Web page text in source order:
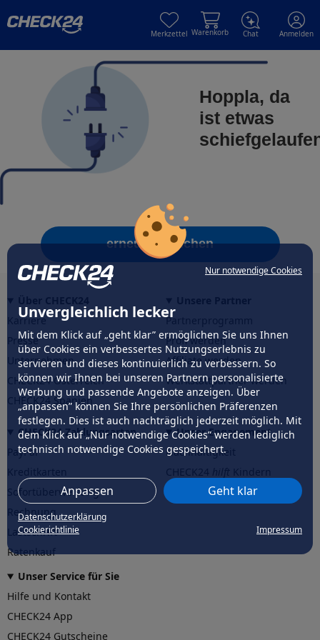
Nur notwendige Cookies
Unvergleichlich lecker
Mit dem Klick auf „geht klar” ermöglichen Sie uns Ihnen
über Cookies ein verbessertes Nutzungserlebnis zu
servieren und dieses kontinuierlich zu verbessern. So
können wir Ihnen bei unseren Partnern personalisierte
Werbung und passende Angebote anzeigen. Über
„anpassen” können Sie Ihre persönlichen Präferenzen
festlegen. Dies ist auch nachträglich jederzeit möglich. Mit
dem Klick auf „Nur notwendige Cookies” werden lediglich
technisch notwendige Cookies gespeichert.
Anpassen Geht klar
Datenschutzerklärung
Cookierichtlinie
Impressum
Merkzettel Warenkorb Chat Anmelden
Hoppla, da
ist etwas
erneut versuchen
Karriere
Presse
Unternehmen
CHECK24 Österreich
CHECK24 Spanien
Partnerprogramm
Profi werden
Affiliate werden
Werkstattpartner werden
CHECK24 Zahlungsarten
PayPal
Sofortüberweisung
Rechnung
Lastschrift
Ratenkauf
Unser Engagement
Nachhaltigkeit
CHECK24hilftder Natur
Unser Service für Sie
Hilfe und Kontakt
CHECK24 App
CHECK24 Gutscheine